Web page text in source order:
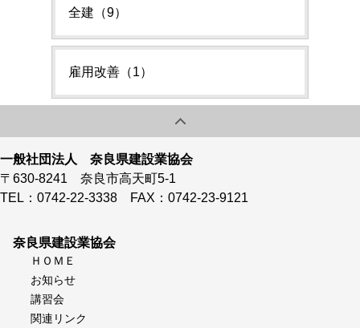
全建（9）
雇用改善（1）
一般社団法人 奈良県建設業協会
〒630-8241 奈良市高天町5-1
TEL：0742-22-3338 FAX：0742-23-9121
奈良県建設業協会
ＨＯＭＥ
お知らせ
講習会
関連リンク